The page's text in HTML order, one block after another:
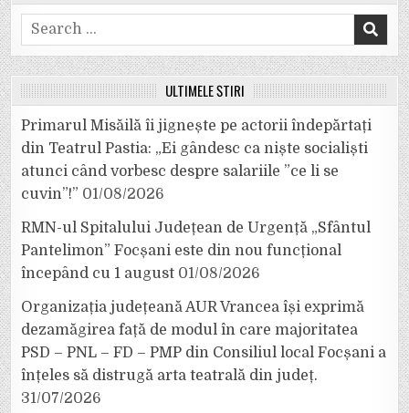
Search
for:
ULTIMELE ȘTIRI
Primarul Misăilă îi jignește pe actorii îndepărtați
din Teatrul Pastia: „Ei gândesc ca niște socialiști
atunci când vorbesc despre salariile ”ce li se
cuvin”!” 01/08/2026
RMN-ul Spitalului Județean de Urgență „Sfântul
Pantelimon” Focșani este din nou funcțional
începând cu 1 august 01/08/2026
Organizația județeană AUR Vrancea își exprimă
dezamăgirea față de modul în care majoritatea
PSD – PNL – FD – PMP din Consiliul local Focșani a
înțeles să distrugă arta teatrală din județ.
31/07/2026